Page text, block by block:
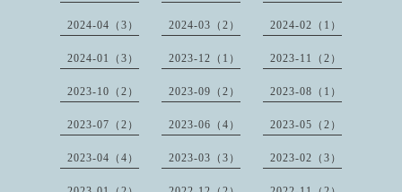
2024-04（3） 2024-03（2） 2024-02（1）
2024-01（3） 2023-12（1） 2023-11（2）
2023-10（2） 2023-09（2） 2023-08（1）
2023-07（2） 2023-06（4） 2023-05（2）
2023-04（4） 2023-03（3） 2023-02（3）